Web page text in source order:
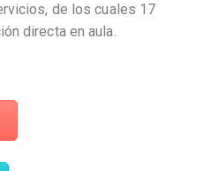
de los cuales 17
directa en aula.